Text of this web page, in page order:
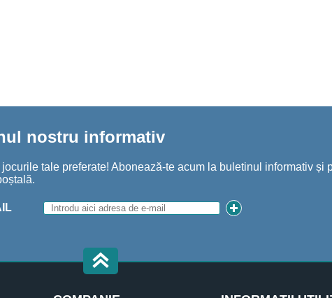
nostru informativ
tale preferate! Abonează-te acum la buletinul informativ și